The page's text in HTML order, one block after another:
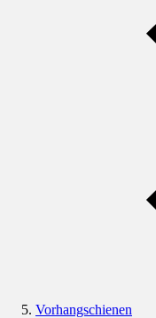
Vorhangschienen